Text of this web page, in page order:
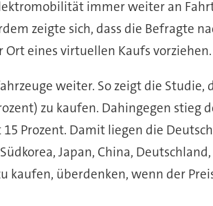
immer weiter an
zeigte sich, dass die Befragte
eines virtuellen Kaufs vorziehen.
weiter. So zeigt die Studie,
zu kaufen. Dahingegen
Prozent. Damit liegen die
Japan, China,
kaufen, überdenken, wenn der